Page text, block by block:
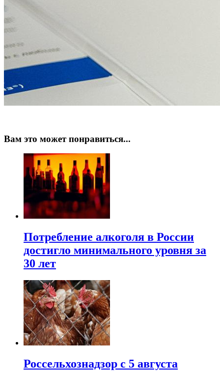
Вам это может понравиться...
Потребление алкоголя в России
достигло минимального уровня за
30 лет
Россельхознадзор с 5 августа